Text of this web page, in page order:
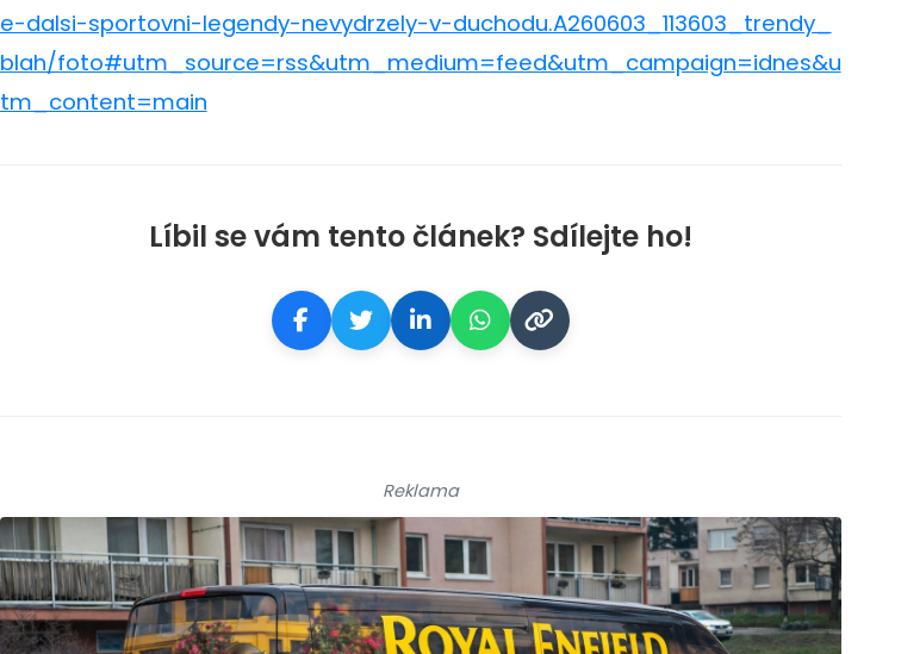
galerie: iva test galerie: iva test
e-dalsi-sportovni-legendy-nevydrzely-v-duchodu.A260603_113603_trendy_
blah/foto#utm_source=rss&utm_medium=feed&utm_campaign=idnes&u
tm_content=main
Líbil se vám tento článek? Sdílejte ho!
Reklama